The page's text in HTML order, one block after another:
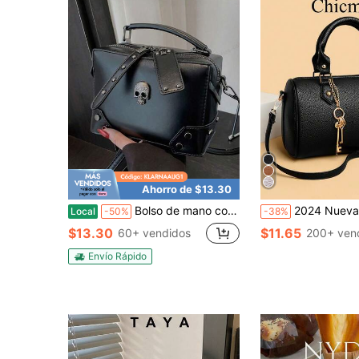
Ahorro de $13.30
Local -50% Bolso de mano con diseño de calavera estilo motocicleta de nicho, bolso de hombro con decoración de remaches de estilo gótico a la moda, bolso de mensajero de unicolor oscuro y fresco, adecuado para actividades de Halloween, cosplay, fiestas, bolso de Halloween, perfecto para fiestas de disfraces, moda gótica, mejor regalo de Halloween para mujeres
$13.30 60+ vendidos
Envío Rápido
-38% 2024 Nueva Moda Clásica Payaso unicolor Material PU Impermeable Gráfico de Letra Decoración Bolso con Forma de Almohada de Doble Manija con Colgante de Animal, Adecuado para Compras, Se Puede Usar
$11.65 200+